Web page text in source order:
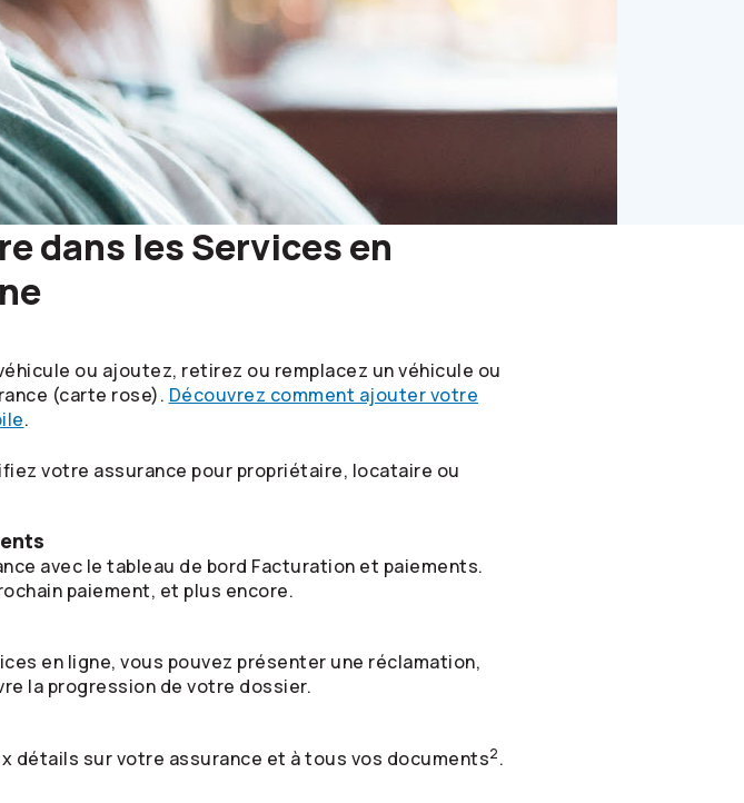
dans les Services en
ou ajoutez, retirez ou remplacez un véhicule ou
(carte rose). Découvrez comment ajouter votre
.
votre assurance pour propriétaire, locataire ou
avec le tableau de bord Facturation et paiements.
paiement, et plus encore.
en ligne, vous pouvez présenter une réclamation,
la progression de votre dossier.
détails sur votre assurance et à tous vos documents2.